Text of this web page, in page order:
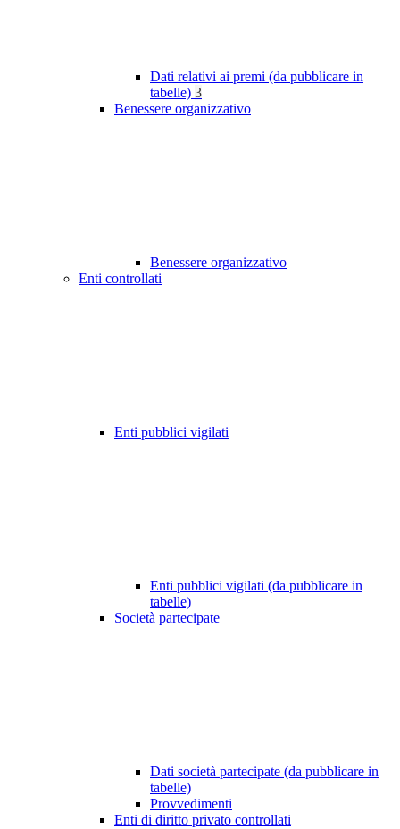
Dati relativi ai premi (da pubblicare in
tabelle) 3
Benessere organizzativo
Benessere organizzativo
Enti controllati
Enti pubblici vigilati
Enti pubblici vigilati (da pubblicare in
tabelle)
Società partecipate
Dati società partecipate (da pubblicare in
tabelle)
Provvedimenti
Enti di diritto privato controllati